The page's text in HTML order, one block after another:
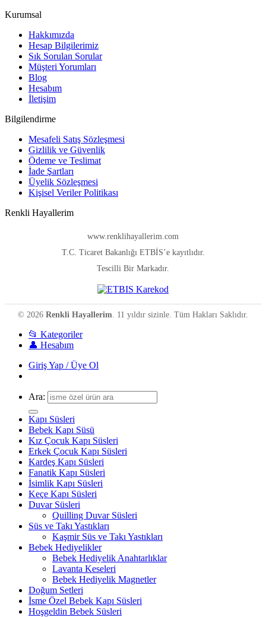
Kurumsal
Hakkımızda
Hesap Bilgilerimiz
Sık Sorulan Sorular
Müşteri Yorumları
Blog
Hesabım
İletişim
Bilgilendirme
Mesafeli Satış Sözleşmesi
Gizlilik ve Güvenlik
Ödeme ve Teslimat
İade Şartları
Üyelik Sözleşmesi
Kişisel Veriler Politikası
Renkli Hayallerim
www.renklihayallerim.com
T.C. Ticaret Bakanlığı ETBİS’e kayıtlıdır.
Tescilli Bir Markadır.
© 2026 Renkli Hayallerim . 11 yıldır sizinle. Tüm Hakları Saklıdır.
📂 Kategoriler
👤 Hesabım
Giriş Yap / Üye Ol
Ara:
Kapı Süsleri
Bebek Kapı Süsü
Kız Çocuk Kapı Süsleri
Erkek Çocuk Kapı Süsleri
Kardeş Kapı Süsleri
Fanatik Kapı Süsleri
İsimlik Kapı Süsleri
Keçe Kapı Süsleri
Duvar Süsleri
Quilling Duvar Süsleri
Süs ve Takı Yastıkları
Kaşmir Süs ve Takı Yastıkları
Bebek Hediyelikler
Bebek Hediyelik Anahtarlıklar
Lavanta Keseleri
Bebek Hediyelik Magnetler
Doğum Setleri
İsme Özel Bebek Kapı Süsleri
Hoşgeldin Bebek Süsleri